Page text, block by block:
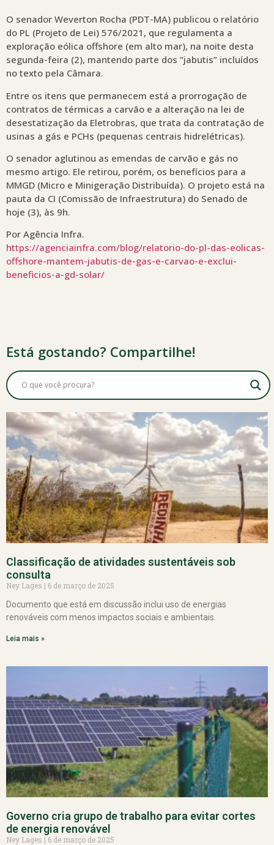
O senador Weverton Rocha (PDT-MA) publicou o relatório
do PL (Projeto de Lei) 576/2021, que regulamenta a
exploração eólica offshore (em alto mar), na noite desta
segunda-feira (2), mantendo parte dos “jabutis” incluídos
no texto pela Câmara.
Entre os itens que permanecem está a prorrogação de
contratos de térmicas a carvão e a alteração na lei de
desestatização da Eletrobras, que trata da contratação de
usinas a gás e PCHs (pequenas centrais hidrelétricas).
O senador aglutinou as emendas de carvão e gás no
mesmo artigo. Ele retirou, porém, os benefícios para a
MMGD (Micro e Minigeração Distribuída). O projeto está na
pauta da CI (Comissão de Infraestrutura) do Senado de
hoje (3), às 9h.
Por Agência Infra.
https://agenciainfra.com/blog/relatorio-do-pl-das-eolicas-
offshore-mantem-jabutis-de-gas-e-carvao-e-exclui-
beneficios-a-gd-solar/
Está gostando? Compartilhe!
Classificação de atividades sustentáveis sob
consulta
Ney Lages
6 de março de 2025
Documento que está em discussão inclui uso de energias
renováveis com menos impactos sociais e ambientais.
Leia mais »
Governo cria grupo de trabalho para evitar cortes
de energia renovável
Ney Lages
6 de março de 2025